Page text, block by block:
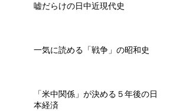
嘘だらけの日中近現代史
一気に読める「戦争」の昭和史
「米中関係」が決める５年後の日
本経済